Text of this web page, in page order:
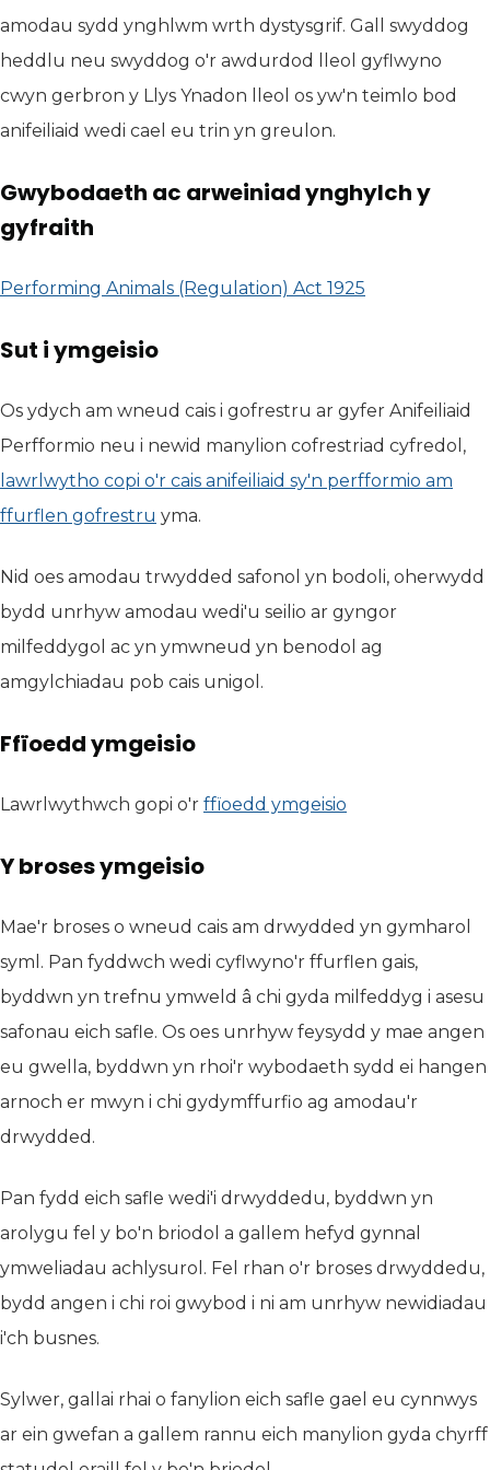
amodau sydd ynghlwm wrth dystysgrif. Gall swyddog
heddlu neu swyddog o'r awdurdod lleol gyflwyno
cwyn gerbron y Llys Ynadon lleol os yw'n teimlo bod
anifeiliaid wedi cael eu trin yn greulon.
Gwybodaeth ac arweiniad ynghylch y
gyfraith
Performing Animals (Regulation) Act 1925
Sut i ymgeisio
Os ydych am wneud cais i gofrestru ar gyfer Anifeiliaid
Perfformio neu i newid manylion cofrestriad cyfredol,
lawrlwytho copi o'r cais anifeiliaid sy'n perfformio am
ffurflen gofrestru (yn agor mewn tab newydd)
yma.
Nid oes amodau trwydded safonol yn bodoli, oherwydd
bydd unrhyw amodau wedi'u seilio ar gyngor
milfeddygol ac yn ymwneud yn benodol ag
amgylchiadau pob cais unigol.
Ffïoedd ymgeisio
Lawrlwythwch gopi o'r ffïoedd ymgeisio
Y broses ymgeisio
Mae'r broses o wneud cais am drwydded yn gymharol
syml. Pan fyddwch wedi cyflwyno'r ffurflen gais,
byddwn yn trefnu ymweld â chi gyda milfeddyg i asesu
safonau eich safle. Os oes unrhyw feysydd y mae angen
eu gwella, byddwn yn rhoi'r wybodaeth sydd ei hangen
arnoch er mwyn i chi gydymffurfio ag amodau'r
drwydded.
Pan fydd eich safle wedi'i drwyddedu, byddwn yn
arolygu fel y bo'n briodol a gallem hefyd gynnal
ymweliadau achlysurol. Fel rhan o'r broses drwyddedu,
bydd angen i chi roi gwybod i ni am unrhyw newidiadau
i'ch busnes.
Sylwer, gallai rhai o fanylion eich safle gael eu cynnwys
ar ein gwefan a gallem rannu eich manylion gyda chyrff